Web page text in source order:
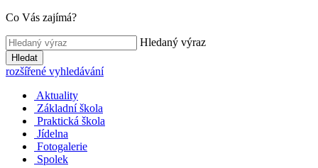
Co Vás zajímá?
Hledaný výraz
Hledat
rozšířené vyhledávání
Aktuality
Základní škola
Praktická škola
Jídelna
Fotogalerie
Spolek